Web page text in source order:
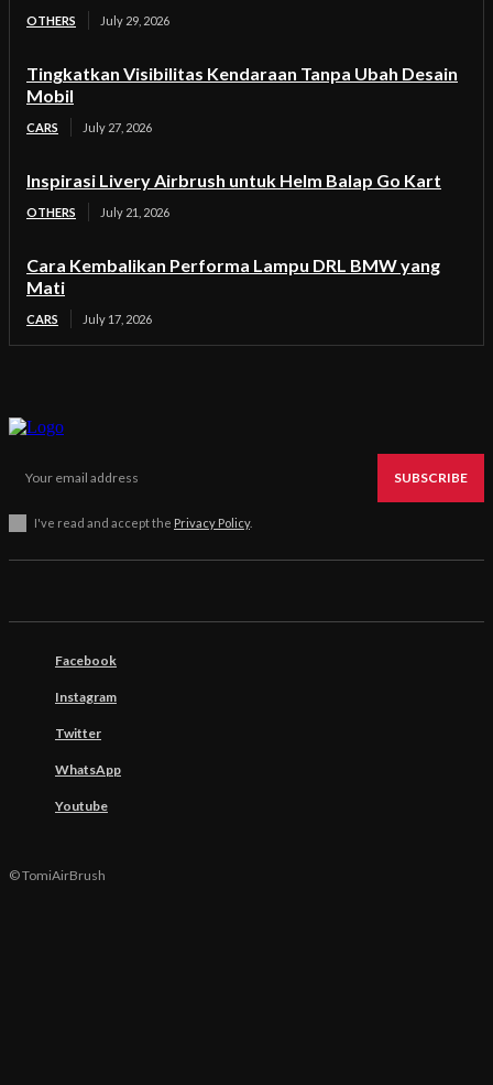
OTHERS July 29, 2026
Tingkatkan Visibilitas Kendaraan Tanpa Ubah Desain
Mobil
CARS July 27, 2026
Inspirasi Livery Airbrush untuk Helm Balap Go Kart
OTHERS July 21, 2026
Cara Kembalikan Performa Lampu DRL BMW yang
Mati
CARS July 17, 2026
SUBSCRIBE
I've read and accept the Privacy Policy.
Facebook
Instagram
Twitter
WhatsApp
Youtube
© TomiAirBrush